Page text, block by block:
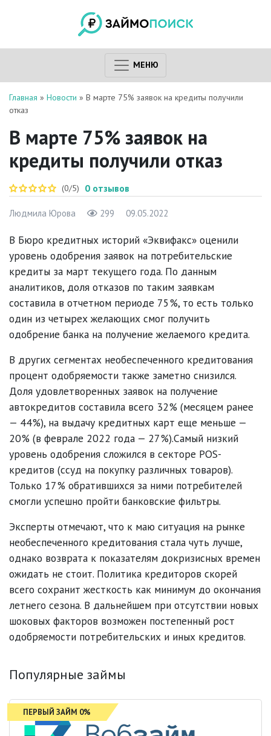
МЕНЮ
Главная » Новости » В марте 75% заявок на кредиты получили
отказ
В марте 75% заявок на
кредиты получили отказ
(0/5) 0 отзывов
Людмила Юрова 299 09.05.2022
В Бюро кредитных историй «Эквифакс» оценили
уровень одобрения заявок на потребительские
кредиты за март текущего года. По данным
аналитиков, доля отказов по таким заявкам
составила в отчетном периоде 75%, то есть только
один из четырех желающих смог получить
одобрение банка на получение желаемого кредита.
В других сегментах необеспеченного кредитования
процент одобряемости также заметно снизился.
Доля удовлетворенных заявок на получение
автокредитов составила всего 32% (месяцем ранее
— 44%), на выдачу кредитных карт еще меньше —
20% (в феврале 2022 года — 27%).Самый низкий
уровень одобрения сложился в секторе POS-
кредитов (ссуд на покупку различных товаров).
Только 17% обратившихся за ними потребителей
смогли успешно пройти банковские фильтры.
Эксперты отмечают, что к маю ситуация на рынке
необеспеченного кредитования стала чуть лучше,
однако возврата к показателям докризисных времен
ожидать не стоит. Политика кредиторов скорей
всего сохранит жесткость как минимум до окончания
летнего сезона. В дальнейшем при отсутствии новых
шоковых факторов возможен постепенный рост
одобряемости потребительских и иных кредитов.
Популярные займы
ПЕРВЫЙ ЗАЙМ 0%